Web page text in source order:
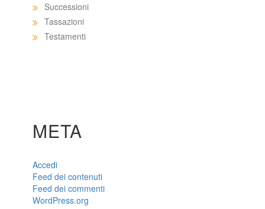
Successioni
Tassazioni
Testamenti
META
Accedi
Feed dei contenuti
Feed dei commenti
WordPress.org